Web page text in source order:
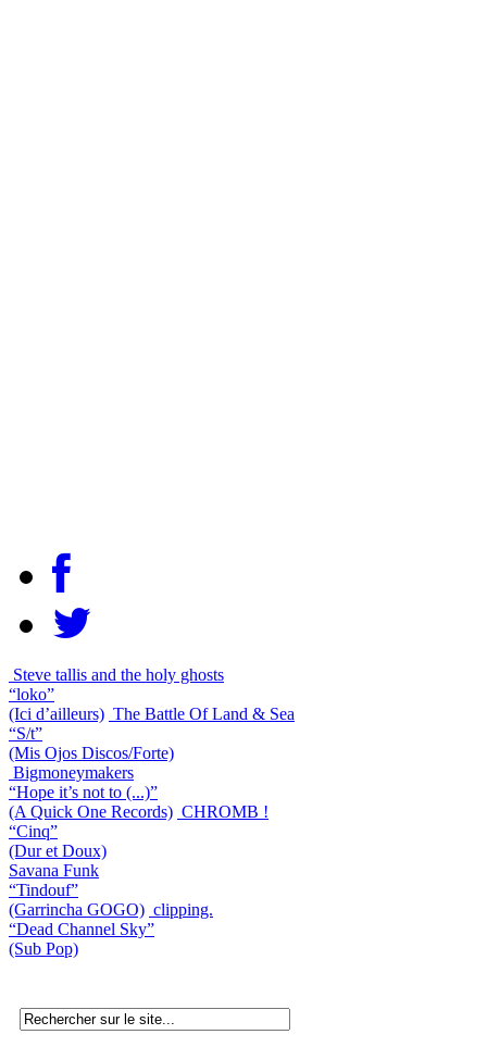
Steve tallis and the holy ghosts
“loko”
(Ici d’ailleurs) The Battle Of Land & Sea
“S/t”
(Mis Ojos Discos/Forte)
Bigmoneymakers
“Hope it’s not to (...)”
(A Quick One Records) CHROMB !
“Cinq”
(Dur et Doux)
Savana Funk
“Tindouf”
(Garrincha GOGO) clipping.
“Dead Channel Sky”
(Sub Pop)